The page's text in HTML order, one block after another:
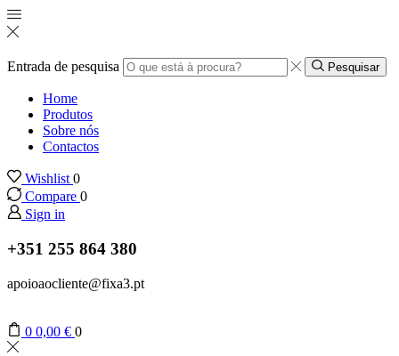
Entrada de pesquisa Pesquisar
Home
Produtos
Sobre nós
Contactos
Wishlist 0
Compare 0
Sign in
+351 255 864 380
apoioaocliente@fixa3.pt
0 0,00 € 0